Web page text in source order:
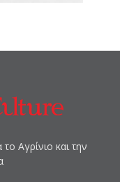
Αγρίνιο και την